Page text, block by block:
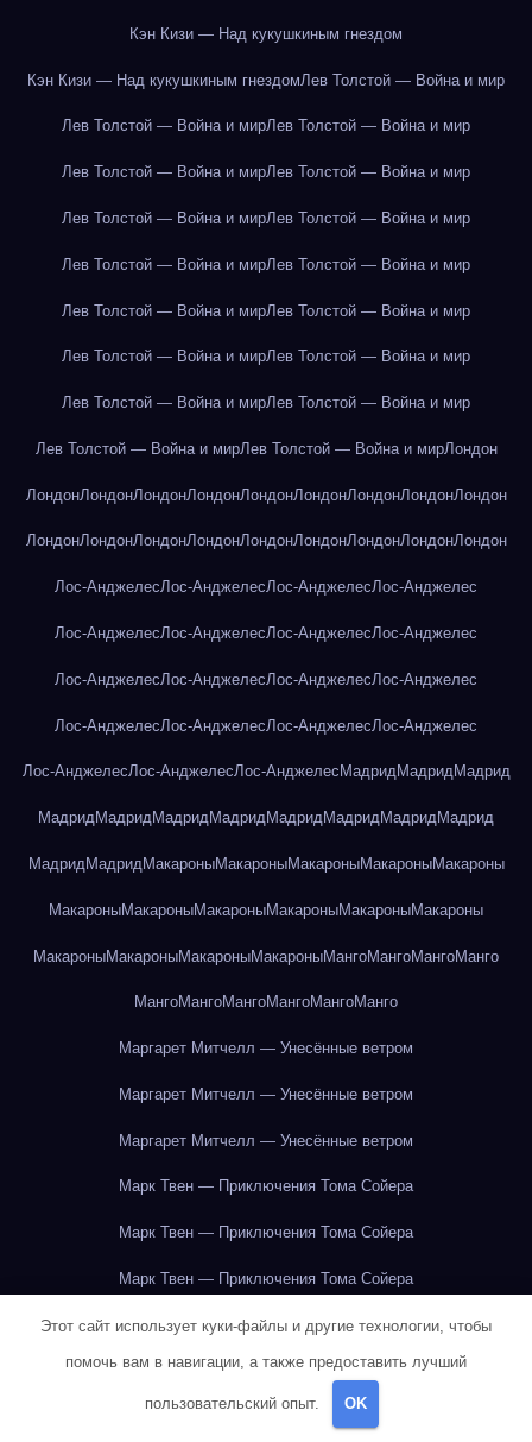
Кэн Кизи — Над кукушкиным гнездом
Кэн Кизи — Над кукушкиным гнездомЛев Толстой — Война и мир
Лев Толстой — Война и мирЛев Толстой — Война и мир
Лев Толстой — Война и мирЛев Толстой — Война и мир
Лев Толстой — Война и мирЛев Толстой — Война и мир
Лев Толстой — Война и мирЛев Толстой — Война и мир
Лев Толстой — Война и мирЛев Толстой — Война и мир
Лев Толстой — Война и мирЛев Толстой — Война и мир
Лев Толстой — Война и мирЛев Толстой — Война и мир
Лев Толстой — Война и мирЛев Толстой — Война и мирЛондон
ЛондонЛондонЛондонЛондонЛондонЛондонЛондонЛондонЛондон
ЛондонЛондонЛондонЛондонЛондонЛондонЛондонЛондонЛондон
Лос-АнджелесЛос-АнджелесЛос-АнджелесЛос-Анджелес
Лос-АнджелесЛос-АнджелесЛос-АнджелесЛос-Анджелес
Лос-АнджелесЛос-АнджелесЛос-АнджелесЛос-Анджелес
Лос-АнджелесЛос-АнджелесЛос-АнджелесЛос-Анджелес
Лос-АнджелесЛос-АнджелесЛос-Анджелес МадридМадридМадрид
МадридМадридМадридМадридМадридМадридМадридМадрид
Мадрид Мадрид МакароныМакароныМакароныМакароныМакароны
МакароныМакароныМакароныМакароныМакароныМакароны
МакароныМакароныМакароныМакароныМангоМангоМангоМанго
МангоМангоМангоМангоМангоМанго
Маргарет Митчелл — Унесённые ветром
Маргарет Митчелл — Унесённые ветром
Маргарет Митчелл — Унесённые ветром
Марк Твен — Приключения Тома Сойера
Марк Твен — Приключения Тома Сойера
Марк Твен — Приключения Тома Сойера
Марк Твен — Приключения Тома Сойера
Марк Твен — Приключения Тома Сойера
Этот сайт использует куки-файлы и другие технологии, чтобы
помочь вам в навигации, а также предоставить лучший
пользовательский опыт. OK